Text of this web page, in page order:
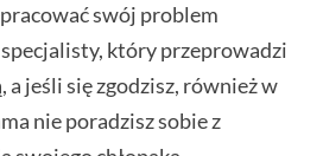
swój problem
który przeprowadzi
jeśli się zgodzisz, również w
nie poradzisz sobie z